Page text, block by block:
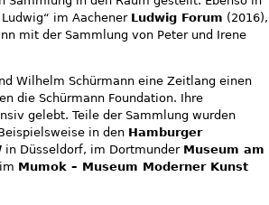
im Aachener Ludwig Forum (2016),
mit der Sammlung von Peter und Irene
Wilhelm Schürmann eine Zeitlang einen
die Schürmann Foundation. Ihre
gelebt. Teile der Sammlung wurden
in den Hamburger
in Düsseldorf, im Dortmunder Museum am
Mumok – Museum Moderner Kunst